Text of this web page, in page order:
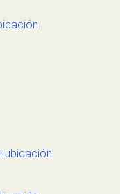
ubicación